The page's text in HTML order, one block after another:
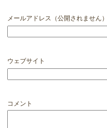
メールアドレス（公開されません）
ウェブサイト
コメント